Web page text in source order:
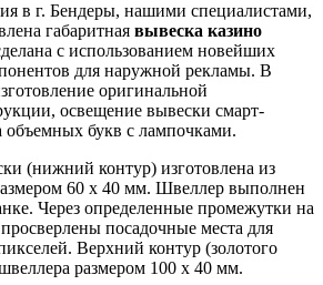
в г. Бендеры, нашими специалистами,
габаритная вывеска казино
с использованием новейших
для наружной рекламы. В
оригинальной
освещение вывески смарт-
объемных букв с лампочками.
(нижний контур) изготовлена из
60 х 40 мм. Швеллер выполнен
Через определенные промежутки на
посадочные места для
Верхний контур (золотого
размером 100 х 40 мм.